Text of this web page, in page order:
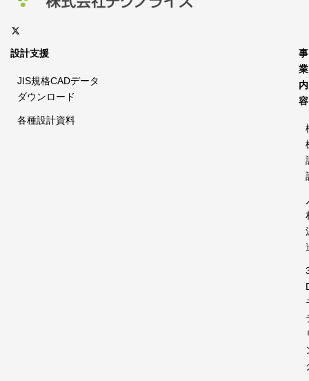
設計支援
JIS規格CADデータ
ダウンロード
各種設計資料
事
業
内
容